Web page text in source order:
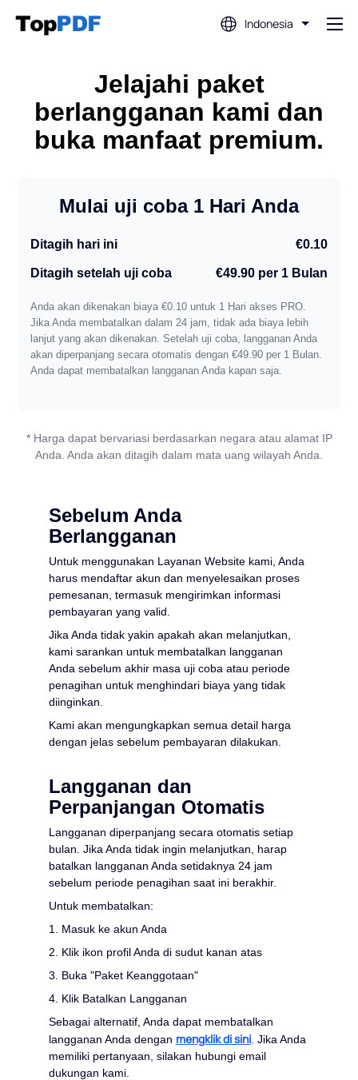
Indonesia
Sunting PDF
Terjemahkan PDF
Kompres PDF
Konversi Dari PDF
PDF ke WORD
PDF ke JPG
WORD ke PDF
PPT ke PDF
JPG ke PDF
EPUB ke PDF
Konversi ke JPG
EXCEL ke JPG
PPT ke JPG
PDF ke JPG
Masuk
Jelajahi paket
berlangganan kami dan
buka manfaat premium.
Mulai uji coba 1 Hari Anda
Ditagih hari ini €0.10
Ditagih setelah uji coba €49.90 per 1 Bulan
Anda akan dikenakan biaya €0.10 untuk 1 Hari akses PRO.
Jika Anda membatalkan dalam 24 jam, tidak ada biaya lebih
lanjut yang akan dikenakan. Setelah uji coba, langganan Anda
akan diperpanjang secara otomatis dengan €49.90 per 1 Bulan.
Anda dapat membatalkan langganan Anda kapan saja.
* Harga dapat bervariasi berdasarkan negara atau alamat IP
Anda. Anda akan ditagih dalam mata uang wilayah Anda.
Sebelum Anda
Berlangganan
Untuk menggunakan Layanan Website kami, Anda
harus mendaftar akun dan menyelesaikan proses
pemesanan, termasuk mengirimkan informasi
pembayaran yang valid.
Jika Anda tidak yakin apakah akan melanjutkan,
kami sarankan untuk membatalkan langganan
Anda sebelum akhir masa uji coba atau periode
penagihan untuk menghindari biaya yang tidak
diinginkan.
Kami akan mengungkapkan semua detail harga
dengan jelas sebelum pembayaran dilakukan.
Langganan dan
Perpanjangan Otomatis
Langganan diperpanjang secara otomatis setiap
bulan. Jika Anda tidak ingin melanjutkan, harap
batalkan langganan Anda setidaknya 24 jam
sebelum periode penagihan saat ini berakhir.
Untuk membatalkan:
1. Masuk ke akun Anda
2. Klik ikon profil Anda di sudut kanan atas
3. Buka "Paket Keanggotaan"
4. Klik Batalkan Langganan
Sebagai alternatif, Anda dapat membatalkan
langganan Anda dengan mengklik di sini. Jika Anda
memiliki pertanyaan, silakan hubungi email
dukungan kami.